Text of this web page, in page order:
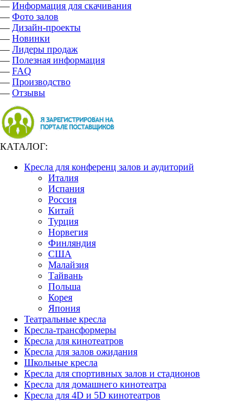
— Информация для скачивания
— Фото залов
— Дизайн-проекты
— Новинки
— Лидеры продаж
— Полезная информация
— FAQ
— Производство
— Отзывы
КАТАЛОГ:
Кресла для конференц залов и аудиторий
Италия
Испания
Россия
Китай
Турция
Норвегия
Финляндия
США
Малайзия
Тайвань
Польша
Корея
Япония
Театральные кресла
Кресла-трансформеры
Кресла для кинотеатров
Кресла для залов ожидания
Школьные кресла
Кресла для спортивных залов и стадионов
Кресла для домашнего кинотеатра
Кресла для 4D и 5D кинотеатров